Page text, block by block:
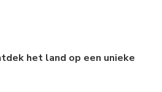
het land op een unieke